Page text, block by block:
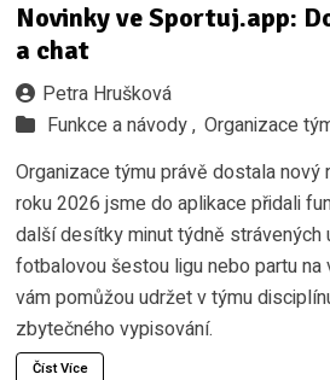
Novinky ve Sportuj.app:
a chat
Petra Hrušková
Funkce a návody , Organizace
Organizace týmu právě dostala nový
roku 2026 jsme do aplikace přidali
další desítky minut týdně
fotbalovou šestou ligu nebo partu na
vám pomůžou udržet v týmu
zbytečného vypisování.
Číst Více